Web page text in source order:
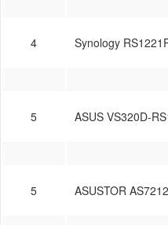
4 Synology
5 ASUS VS320D-
5 ASUSTOR